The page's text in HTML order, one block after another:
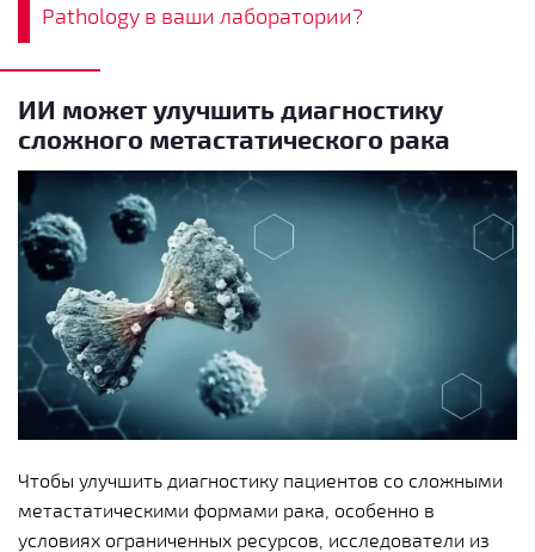
Pathology в ваши лаборатории?
ИИ может улучшить диагностику
сложного метастатического рака
Чтобы улучшить диагностику пациентов со сложными
метастатическими формами рака, особенно в
условиях ограниченных ресурсов, исследователи из